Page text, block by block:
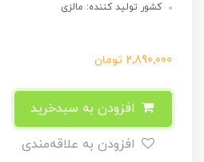
کشور تولید کننده: مالزی
2,890,000 تومان